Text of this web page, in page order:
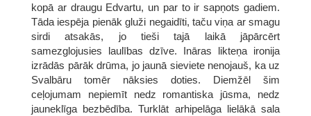
kopā ar draugu Edvartu, un par to ir sapņots gadiem.
Tāda iespēja pienāk gluži negaidīti, taču viņa ar smagu
sirdi atsakās, jo tieši tajā laikā jāpārcērt
samezglojusies laulības dzīve. Ināras likteņa ironija
izrādās pārāk drūma, jo jaunā sieviete nenojauš, ka uz
Svalbāru tomēr nāksies doties. Diemžēl šim
ceļojumam nepiemīt nedz romantiska jūsma, nedz
jauneklīga bezbēdība. Turklāt arhipelāga lielākā sala